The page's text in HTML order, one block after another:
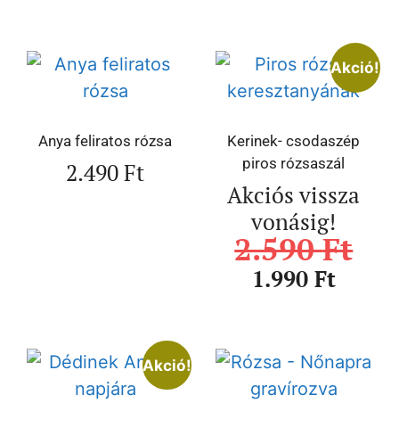
Anya feliratos rózsa
2.490Ft
Akció!
Kerinek- csodaszép
piros rózsaszál
Akciós vissza
vonásig!
2.590Ft
1.990 Ft
Akció!